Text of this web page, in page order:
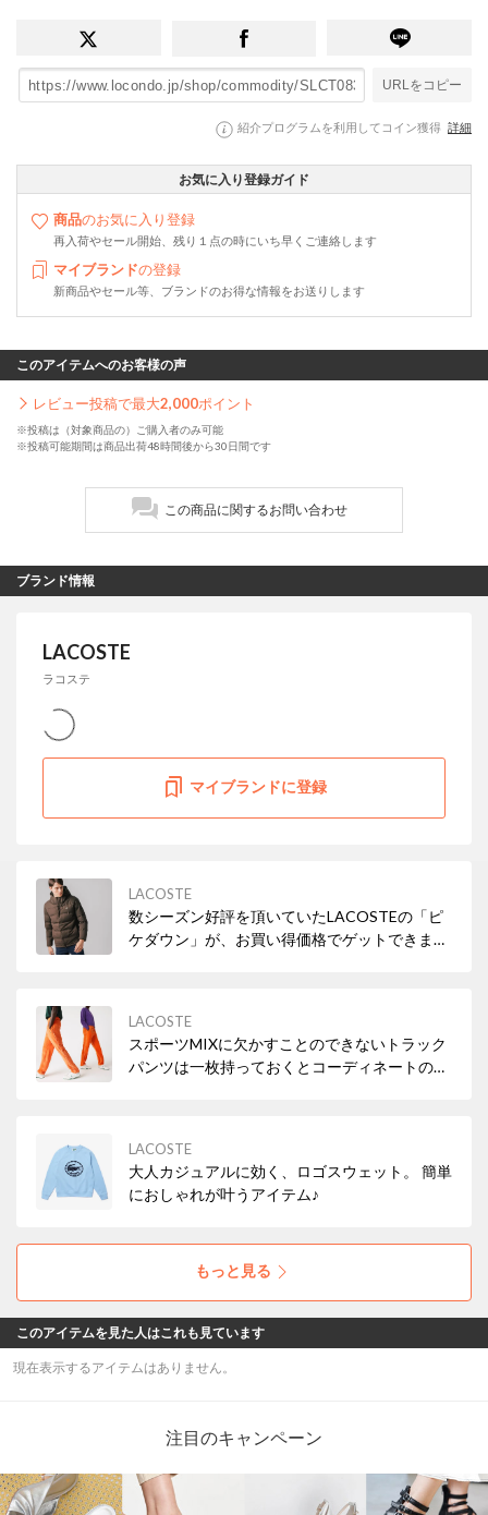
URLをコピー
紹介プログラムを利用してコイン獲得 詳細
お気に入り登録ガイド
商品のお気に入り登録
再入荷やセール開始、残り１点の時にいち早くご連絡します
マイブランドの登録
新商品やセール等、ブランドのお得な情報をお送りします
このアイテムへのお客様の声
レビュー投稿で最大2,000ポイント
※投稿は（対象商品の）ご購入者のみ可能
※投稿可能期間は商品出荷48時間後から30日間です
この商品に関するお問い合わせ
ブランド情報
LACOSTE
ラコステ
マイブランドに登録
LACOSTE
数シーズン好評を頂いていたLACOSTEの「ピ
ケダウン」が、お買い得価格でゲットできま
LACOSTE
スポーツMIXに欠かすことのできないトラック
パンツは一枚持っておくとコーディネートの幅
LACOSTE
大人カジュアルに効く、ロゴスウェット。 簡単
におしゃれが叶うアイテム♪
もっと見る
このアイテムを見た人はこれも見ています
現在表示するアイテムはありません。
注目のキャンペーン